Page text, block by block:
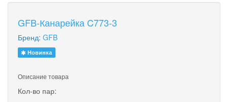
GFB-Канарейка C773-3
Бренд: GFB
Новинка
Описание товара
Кол-во пар: